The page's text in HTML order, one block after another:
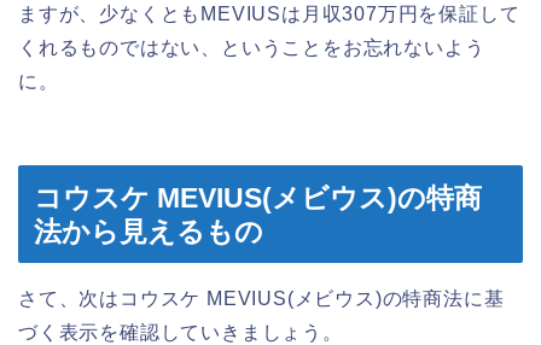
ますが、少なくともMEVIUSは月収307万円を保証して
くれるものではない、ということをお忘れないよう
に。
コウスケ MEVIUS(メビウス)の特商
法から見えるもの
さて、次はコウスケ MEVIUS(メビウス)の特商法に基
づく表示を確認していきましょう。